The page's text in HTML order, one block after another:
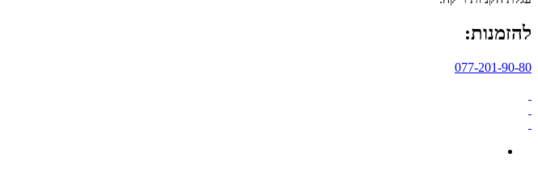
להזמנות:
077-201-90-80